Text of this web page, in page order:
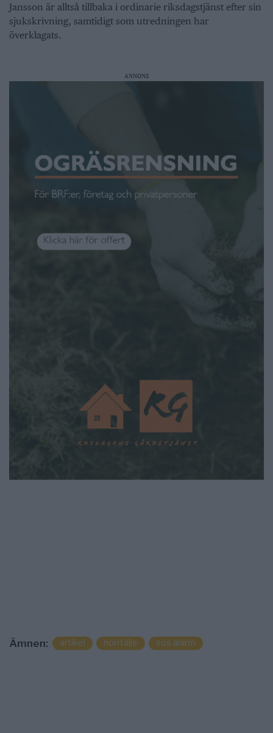
Jansson är alltså tillbaka i ordinarie riksdagstjänst efter sin
sjukskrivning, samtidigt som utredningen har
överklagats.
ANNONS
Ämnen: artikel norrtälje sos alarm